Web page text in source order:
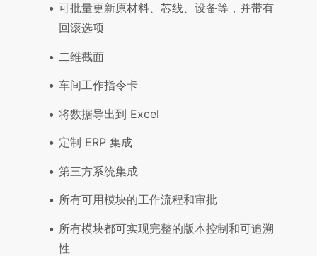
可批量更新原材料、芯线、设备等，并带有
回滚选项
二维截面
车间工作指令卡
将数据导出到 Excel
定制 ERP 集成
第三方系统集成
所有可用模块的工作流程和审批
所有模块都可实现完整的版本控制和可追溯
性